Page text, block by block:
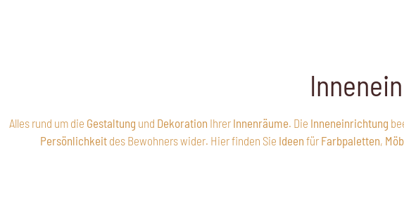
Alles rund um die Gestaltung und Dekoration Ihrer Innenräume. Die Inneneinrichtung
Persönlichkeit des Bewohners wider. Hier finden Sie Ideen für Farbpaletten,